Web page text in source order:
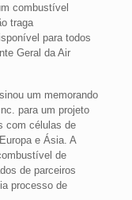
combustível
traga
para todos
Geral da Air
um memorando
para um projeto
com células de
e Ásia. A
de
de parceiros
processo de